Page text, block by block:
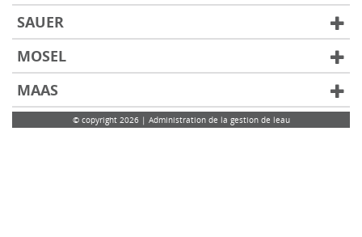
SAUER
MOSEL
MAAS
© copyright 2026 | Administration de la gestion de leau